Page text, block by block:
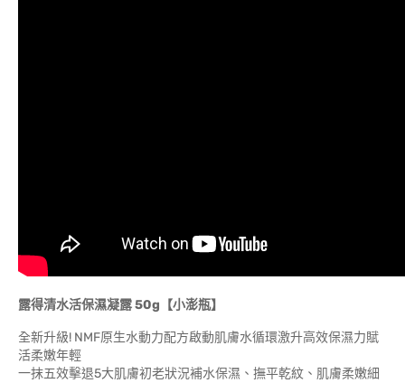
露得清水活保濕凝露 50g【小澎瓶】
全新升級! NMF原生水動力配方啟動肌膚水循環激升高效保濕力賦
活柔嫩年輕
一抹五效擊退5大肌膚初老狀況補水保濕、撫平乾紋、肌膚柔嫩細